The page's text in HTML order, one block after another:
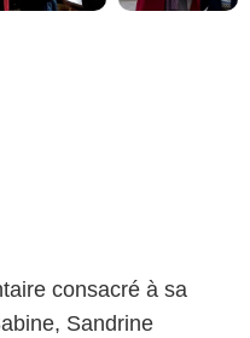
consacré à sa
Sandrine